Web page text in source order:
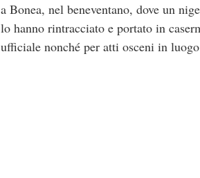
a Bonea, nel beneventano, dove un
lo hanno rintracciato e portato in
ufficiale nonché per atti osceni in